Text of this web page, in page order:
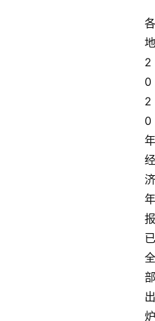
各
地
2
0
2
0
年
经
济
年
报
已
全
部
出
炉